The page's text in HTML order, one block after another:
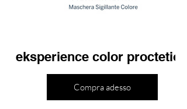
eksperience color proctetion
Compra adesso